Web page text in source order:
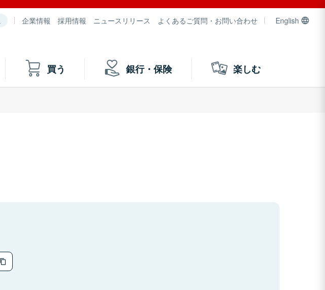
企業情報 採用情報 ニュースリリース よくあるご質問・お問い合わせ English
買う 銀行・保険 楽しむ